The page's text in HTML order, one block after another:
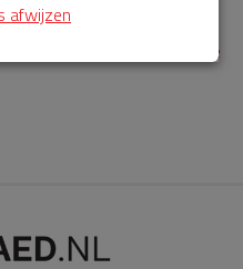
cursus in Groningen:
cursus/15305?q=true
afwijzen